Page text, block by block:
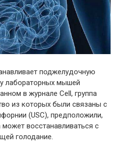
поджелудочную
лабораторных мышей
в журнале Cell, группа
из которых были связаны с
(USC), предположили,
восстанавливаться с
голодание.